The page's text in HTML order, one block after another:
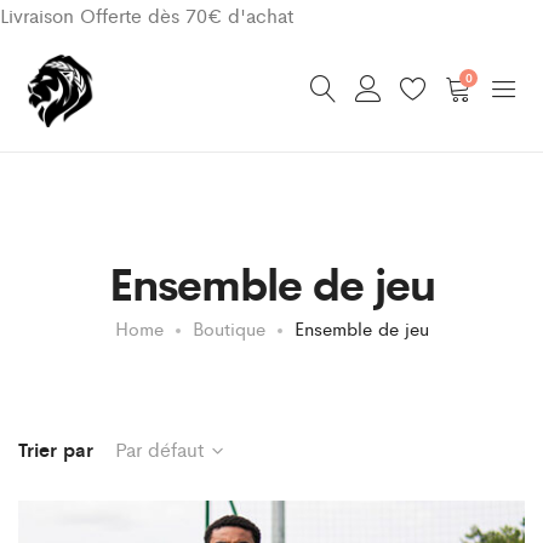
Livraison Offerte dès 70€ d'achat
0
Ensemble de jeu
Home Boutique Ensemble de jeu
Trier par Par défaut